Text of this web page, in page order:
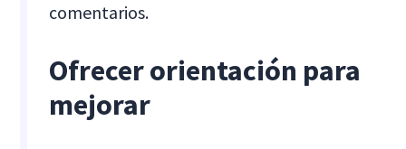
comentarios.
Ofrecer orientación para
mejorar